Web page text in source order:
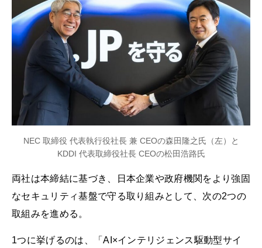
NEC 取締役 代表執行役社長 兼 CEOの森田隆之氏（左）と
KDDI 代表取締役社長 CEOの松田浩路氏
両社は本締結に基づき、日本企業や政府機関をより強固
なセキュリティ基盤で守る取り組みとして、次の2つの
取組みを進める。
1つに挙げるのは、「AI×インテリジェンス駆動型サイ